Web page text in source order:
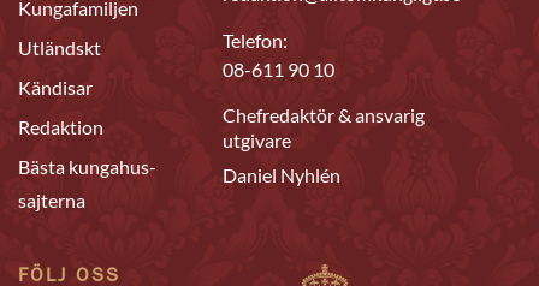
Kungafamiljen
Utländskt
Kändisar
Redaktion
Bästa kungahus-
sajterna
Telefon:
08-611 90 10
Chefredaktör & ansvarig
utgivare
Daniel Nyhlén
FÖLJ OSS